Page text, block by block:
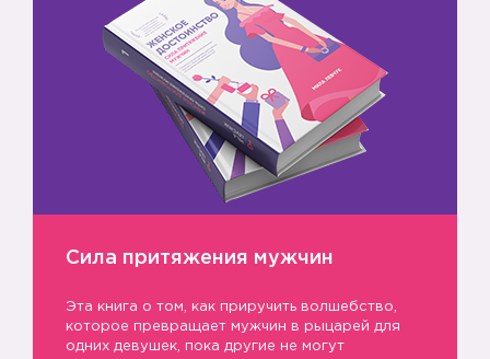
Сила притяжения мужчин
Эта книга о том, как приручить волшебство,
которое превращает мужчин в рыцарей для
одних девушек, пока другие не могут